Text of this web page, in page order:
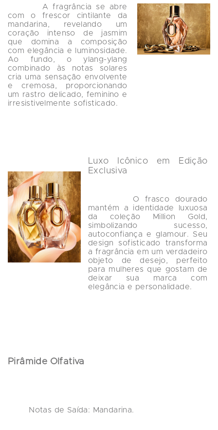
com o frescor cintilante da
mandarina, revelando um
coração intenso de jasmim
que domina a composição
com elegância e luminosidade.
Ao fundo, o ylang-ylang
combinado às notas solares
cria uma sensação envolvente
e cremosa, proporcionando
um rastro delicado, feminino e
irresistivelmente sofisticado.
Luxo Icônico em Edição
Exclusiva
mantém a identidade luxuosa
da coleção Million Gold,
simbolizando sucesso,
autoconfiança e glamour. Seu
design sofisticado transforma
a fragrância em um verdadeiro
objeto de desejo, perfeito
para mulheres que gostam de
deixar sua marca com
elegância e personalidade.
Pirâmide Olfativa
Notas de Saída: Mandarina.